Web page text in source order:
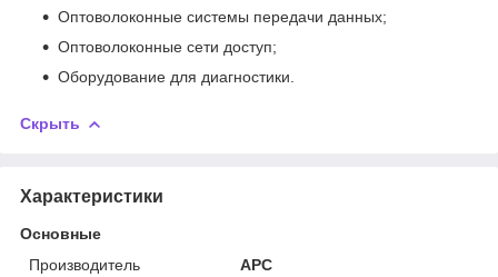
Оптоволоконные системы передачи данных;
Оптоволоконные сети доступ;
Оборудование для диагностики.
Скрыть
Характеристики
Основные
Производитель
APC